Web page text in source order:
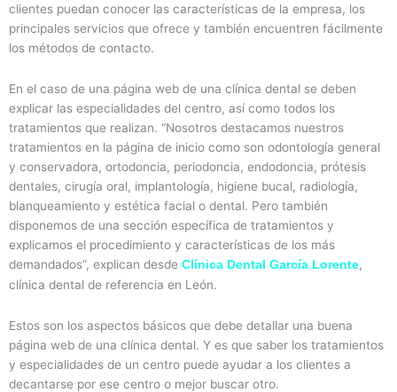
clientes puedan conocer las características de la empresa, los
principales servicios que ofrece y también encuentren fácilmente
los métodos de contacto.
En el caso de una página web de una clínica dental se deben
explicar las especialidades del centro, así como todos los
tratamientos que realizan. “Nosotros destacamos nuestros
tratamientos en la página de inicio como son odontología general
y conservadora, ortodoncia, periodoncia, endodoncia, prótesis
dentales, cirugía oral, implantología, higiene bucal, radiología,
blanqueamiento y estética facial o dental. Pero también
disponemos de una sección específica de tratamientos y
explicamos el procedimiento y características de los más
demandados”, explican desde Clínica Dental García Lorente,
clínica dental de referencia en León.
Estos son los aspectos básicos que debe detallar una buena
página web de una clínica dental. Y es que saber los tratamientos
y especialidades de un centro puede ayudar a los clientes a
decantarse por ese centro o mejor buscar otro.